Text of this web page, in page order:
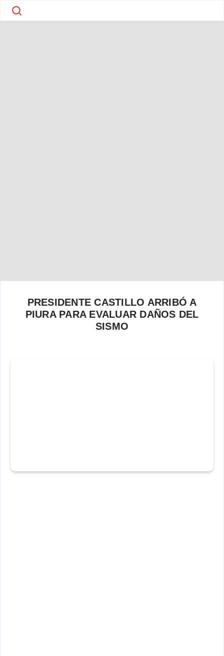
PRESIDENTE CASTILLO ARRIBÓ A
PIURA PARA EVALUAR DAÑOS DEL
SISMO